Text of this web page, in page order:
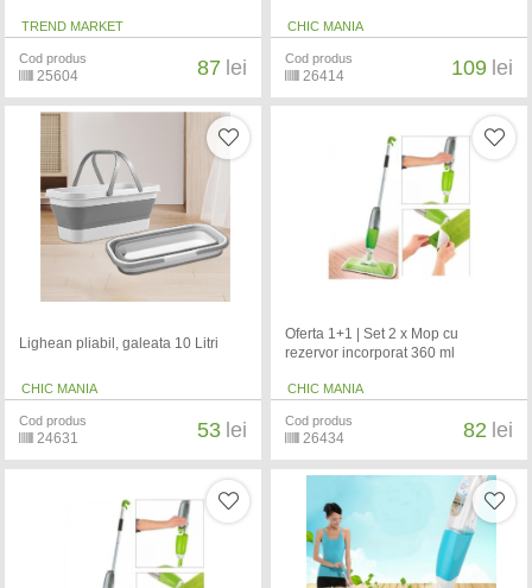
TREND MARKET
Cod produs
25604 87 lei
CHIC MANIA
Cod produs
26414 109 lei
Lighean pliabil, galeata 10 Litri
CHIC MANIA
Cod produs
24631 53 lei
Oferta 1+1 | Set 2 x Mop cu
rezervor incorporat 360 ml
CHIC MANIA
Cod produs
26434 82 lei